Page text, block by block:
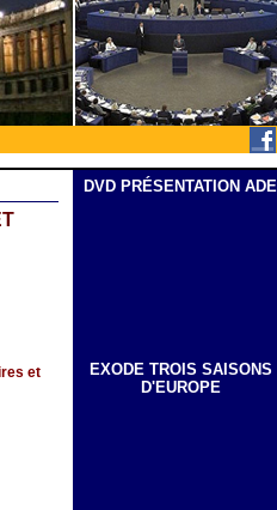
et
DVD PRÉSENTATION ADE
EXODE TROIS SAISONS
D'EUROPE